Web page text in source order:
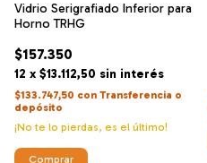
Vidrio Serigrafiado Inferior para
Horno TRHG
$157.350
12 x $13.112,50 sin interés
$133.747,50 con Transferencia o
depósito
¡No te lo pierdas, es el último!